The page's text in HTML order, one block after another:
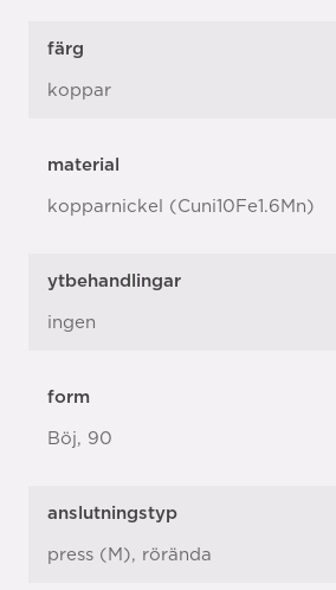
färg
koppar
material
kopparnickel (Cuni10Fe1.6Mn)
ytbehandlingar
ingen
form
Böj, 90
anslutningstyp
press (M), rörända